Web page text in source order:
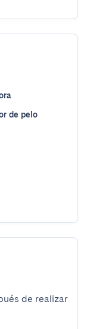
de pelo
de realizar